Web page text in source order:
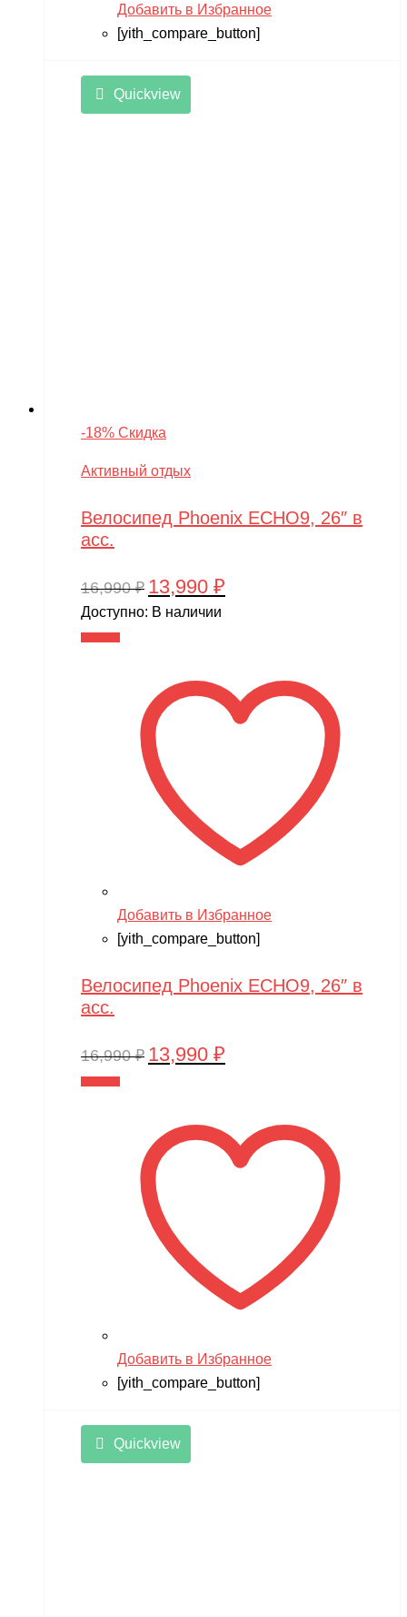
Добавить в Избранное
[yith_compare_button]
Quickview
-18% Скидка
Активный отдых
Велосипед Phoenix ECHO9, 26″ в
асс.
16,990₽ Первоначальная
цена
13,990 ₽
Доступно: В наличии
Добавить в Избранное
[yith_compare_button]
Велосипед Phoenix ECHO9, 26″ в
асс.
16,990₽ Первоначальная
16,990 ₽.
13,990 ₽
Добавить в Избранное
[yith_compare_button]
Quickview